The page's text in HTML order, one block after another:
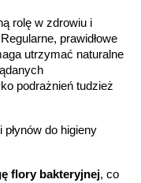
rolę w zdrowiu i
prawidłowe
utrzymać naturalne
podrażnień tudzież
do higieny
flory bakteryjnej, co